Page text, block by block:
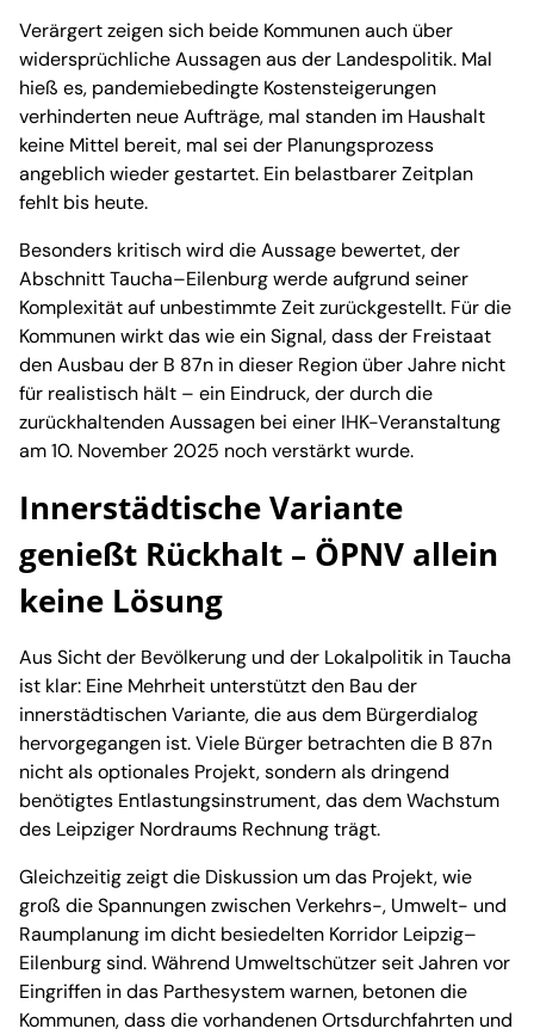
Verärgert zeigen sich beide Kommunen auch über
widersprüchliche Aussagen aus der Landespolitik. Mal
hieß es, pandemiebedingte Kostensteigerungen
verhinderten neue Aufträge, mal standen im Haushalt
keine Mittel bereit, mal sei der Planungsprozess
angeblich wieder gestartet. Ein belastbarer Zeitplan
fehlt bis heute.
Besonders kritisch wird die Aussage bewertet, der
Abschnitt Taucha–Eilenburg werde aufgrund seiner
Komplexität auf unbestimmte Zeit zurückgestellt. Für die
Kommunen wirkt das wie ein Signal, dass der Freistaat
den Ausbau der B 87n in dieser Region über Jahre nicht
für realistisch hält – ein Eindruck, der durch die
zurückhaltenden Aussagen bei einer IHK-Veranstaltung
am 10. November 2025 noch verstärkt wurde.
Innerstädtische Variante
genießt Rückhalt – ÖPNV allein
keine Lösung
Aus Sicht der Bevölkerung und der Lokalpolitik in Taucha
ist klar: Eine Mehrheit unterstützt den Bau der
innerstädtischen Variante, die aus dem Bürgerdialog
hervorgegangen ist. Viele Bürger betrachten die B 87n
nicht als optionales Projekt, sondern als dringend
benötigtes Entlastungsinstrument, das dem Wachstum
des Leipziger Nordraums Rechnung trägt.
Gleichzeitig zeigt die Diskussion um das Projekt, wie
groß die Spannungen zwischen Verkehrs-, Umwelt- und
Raumplanung im dicht besiedelten Korridor Leipzig–
Eilenburg sind. Während Umweltschützer seit Jahren vor
Eingriffen in das Parthesystem warnen, betonen die
Kommunen, dass die vorhandenen Ortsdurchfahrten und